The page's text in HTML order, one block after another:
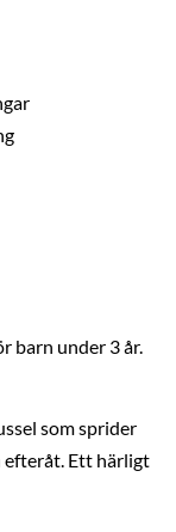
barn under 3 år.
som sprider
efteråt. Ett härligt